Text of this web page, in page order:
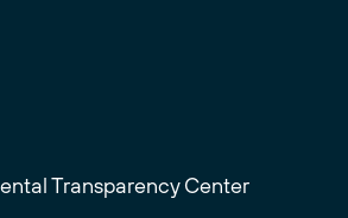
Transparency Center